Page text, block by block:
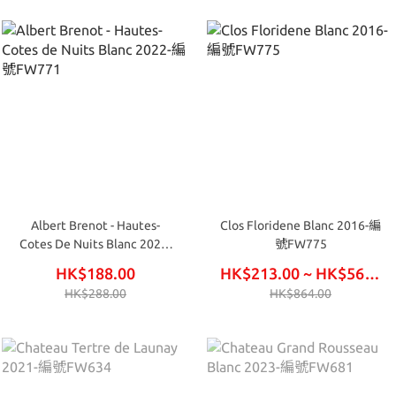
Albert Brenot - Hautes-
Cotes De Nuits Blanc 2022-
HK$188.00
HK$288.00
Clos Floridene Blanc 2016-編
號FW775
HK$213.00 ~ HK$564.00
HK$864.00